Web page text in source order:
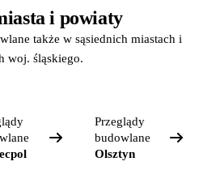
i powiaty
także w sąsiednich miastach i
woj. śląskiego.
Przeglądy
budowlane
Olsztyn